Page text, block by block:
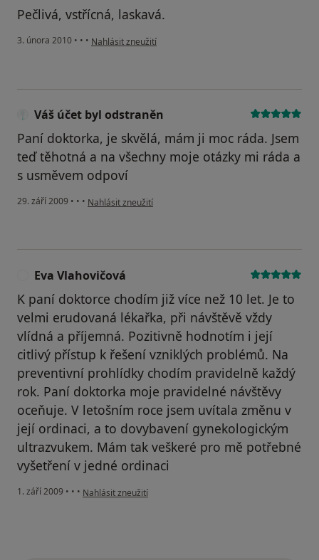
Pečlivá, vstřícná, laskavá.
3. února 2010 • • • podle názoru uživatele Pacient
Nahlásit zneužití
Váš účet byl odstraněn
Paní doktorka, je skvělá, mám ji moc ráda. Jsem
teď těhotná a na všechny moje otázky mi ráda a
s usměvem odpoví
29. září 2009 • • • podle názoru uživatele Váš účet byl odstraněn
Nahlásit zneužití
Eva Vlahovičová
K paní doktorce chodím již více než 10 let. Je to
velmi erudovaná lékařka, při návštěvě vždy
vlídná a příjemná. Pozitivně hodnotím i její
citlivý přístup k řešení vzniklých problémů. Na
preventivní prohlídky chodím pravidelně každý
rok. Paní doktorka moje pravidelné návštěvy
oceňuje. V letošním roce jsem uvítala změnu v
její ordinaci, a to dovybavení gynekologickým
ultrazvukem. Mám tak veškeré pro mě potřebné
vyšetření v jedné ordinaci
1. září 2009 • • • podle názoru uživatele Eva Vlahovičová
Nahlásit zneužití